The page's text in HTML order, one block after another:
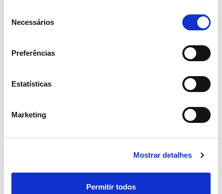
Necessários
Preferências
Estatísticas
Marketing
Mostrar detalhes
Permitir todos